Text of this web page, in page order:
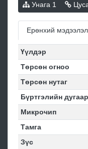
Унага 1
Ерөнхий мэдээлэл
Үүлдэр
Төрсөн огноо
Төрсөн нутаг
Бүртгэлийн дугаар
Микрочип
Тамга
Зүс